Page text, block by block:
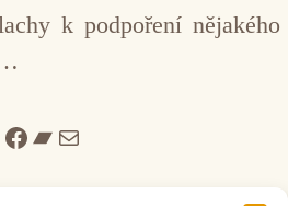
k podpoření nějakého
Facebook
Bandcamp
Mail